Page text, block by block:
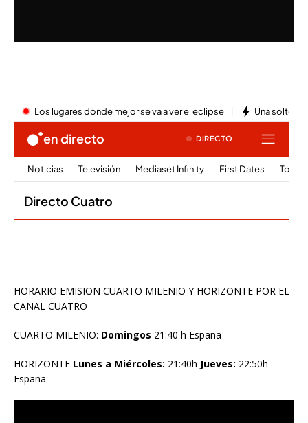
HORARIO EMISION CUARTO MILENIO Y HORIZONTE POR EL
CANAL CUATRO
CUARTO MILENIO: Domingos 21:40 h España
HORIZONTE Lunes a Miércoles: 21:40h Jueves: 22:50h
España